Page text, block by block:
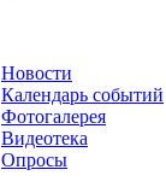
Новости
Календарь событий
Фотогалерея
Видеотека
Опросы